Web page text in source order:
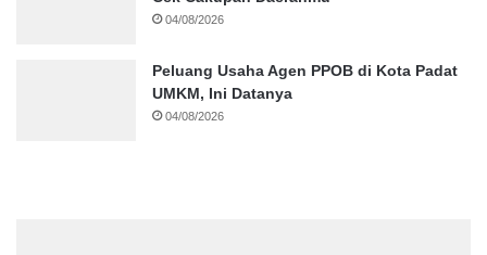
04/08/2026
Peluang Usaha Agen PPOB di Kota Padat
UMKM, Ini Datanya
04/08/2026